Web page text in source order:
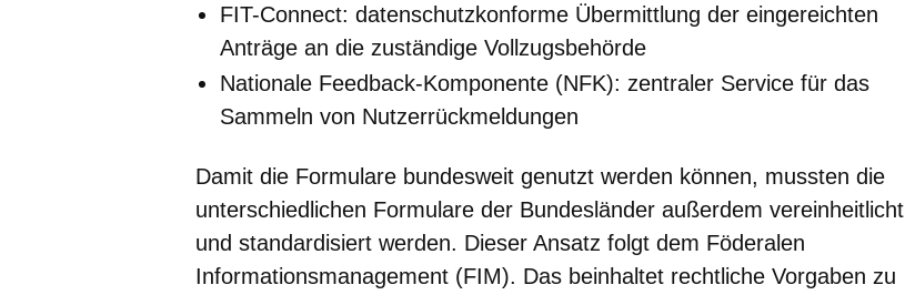
FIT-Connect: datenschutzkonforme Übermittlung der eingereichten
Anträge an die zuständige Vollzugsbehörde
Nationale Feedback-Komponente (NFK): zentraler Service für das
Sammeln von Nutzerrückmeldungen
Damit die Formulare bundesweit genutzt werden können, mussten die
unterschiedlichen Formulare der Bundesländer außerdem vereinheitlicht
und standardisiert werden. Dieser Ansatz folgt dem Föderalen
Informationsmanagement (FIM). Das beinhaltet rechtliche Vorgaben zu